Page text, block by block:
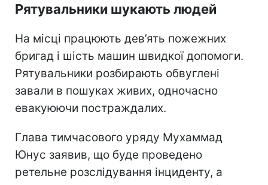
Рятувальники шукають людей
На місці працюють дев’ять пожежних
бригад і шість машин швидкої допомоги.
Рятувальники розбирають обвуглені
завали в пошуках живих, одночасно
евакуюючи постраждалих.
Глава тимчасового уряду Мухаммад
Юнус заявив, що буде проведено
ретельне розслідування інциденту, а